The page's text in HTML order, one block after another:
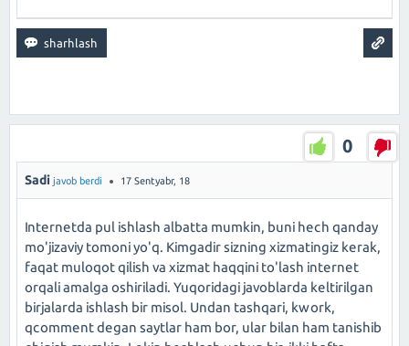
0
Sadi javob berdi 17 Sentyabr, 18
Internetda pul ishlash albatta mumkin, buni hech qanday
mo'jizaviy tomoni yo'q. Kimgadir sizning xizmatingiz kerak,
faqat muloqot qilish va xizmat haqqini to'lash internet
orqali amalga oshiriladi. Yuqoridagi javoblarda keltirilgan
birjalarda ishlash bir misol. Undan tashqari, kwork,
qcomment degan saytlar ham bor, ular bilan ham tanishib